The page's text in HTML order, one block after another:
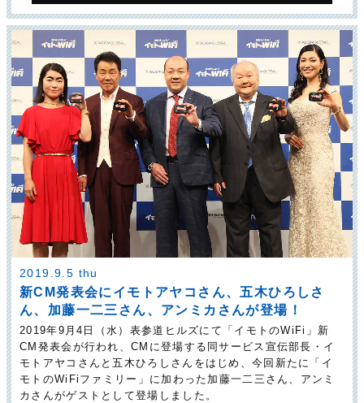
2019.9.5 thu
新CM発表会にイモトアヤコさん、五木ひろしさ
ん、加藤一二三さん、アンミカさんが登場！
2019年9月4日（水）表参道ヒルズにて「イモトのWiFi」新
CM発表会が行われ、CMに登場する同サービス宣伝部長・イ
モトアヤコさんと五木ひろしさんをはじめ、今回新たに「イ
モトのWiFiファミリー」に加わった加藤一二三さん、アンミ
カさんがゲストとして登場しました。